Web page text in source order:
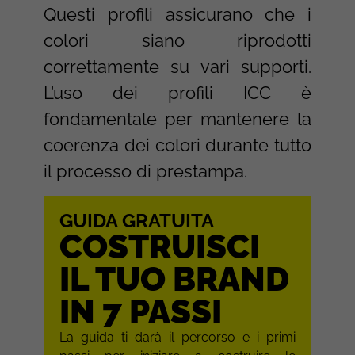
Questi profili assicurano che i
colori siano riprodotti
correttamente su vari supporti.
L’uso dei profili ICC è
fondamentale per mantenere la
coerenza dei colori durante tutto
il processo di prestampa.
GUIDA GRATUITA
COSTRUISCI
IL TUO BRAND
IN 7 PASSI
La guida ti darà il percorso e i primi